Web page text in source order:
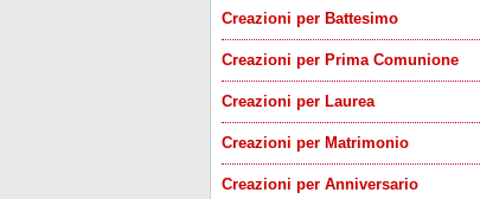
Creazioni per Battesimo
Creazioni per Prima Comunione
Creazioni per Laurea
Creazioni per Matrimonio
Creazioni per Anniversario